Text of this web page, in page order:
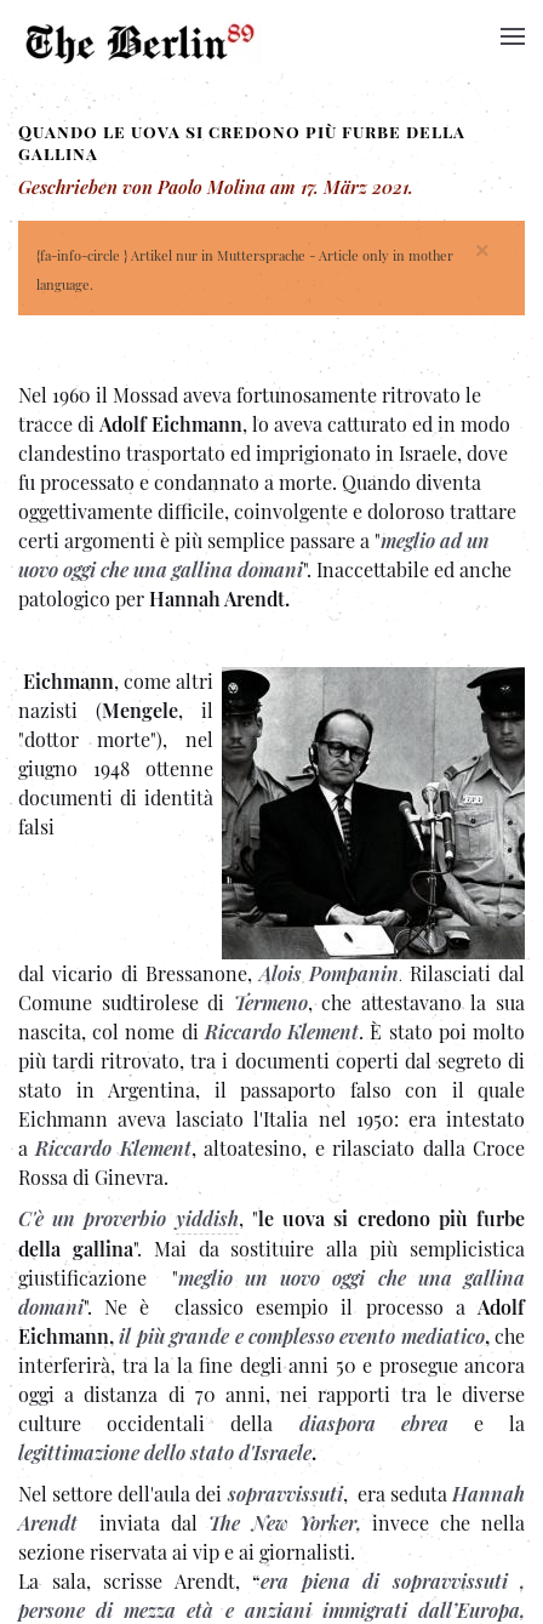
Quando le uova si credono più furbe della
gallina
Geschrieben von Paolo Molina am 17. März 2021.
×
{fa-info-circle } Artikel nur in Muttersprache - Article only in mother
language.
Nel 1960 il Mossad aveva fortunosamente ritrovato le
tracce di Adolf Eichmann, lo aveva catturato ed in modo
clandestino trasportato ed imprigionato in Israele, dove
fu processato e condannato a morte. Quando diventa
oggettivamente difficile, coinvolgente e doloroso trattare
certi argomenti è più semplice passare a "meglio ad un
uovo oggi che una gallina domani". Inaccettabile ed anche
patologico perHannah Arendt.
Eichmann, come altri
nazisti (Mengele, il
"dottor morte"), nel
giugno 1948 ottenne
documenti di identità
falsi
dal vicario di Bressanone,Alois Pompanin.Rilasciati dal
Comune sudtirolese di Termeno, che attestavano la sua
nascita, col nome di Riccardo Klement. È stato poi molto
più tardi ritrovato, tra i documenti coperti dal segreto di
stato in Argentina, il passaporto falso con il quale
Eichmann aveva lasciato l'Italia nel 1950: era intestato
a Riccardo Klement, altoatesino, e rilasciato dalla Croce
Rossa di Ginevra.
C'è un proverbio yiddish, "le uova si credono più furbe
della gallina". Mai da sostituire alla più semplicistica
giustificazione "meglio un uovo oggi che una gallina
domani". Ne è classico esempio il processo a Adolf
Eichmann,il più grande e complesso evento mediatico,che
interferirà, tra la la fine degli anni 50 e prosegue ancora
oggi a distanza di 70 anni, nei rapporti tra le diverse
culture occidentali della diaspora ebrea e la
legittimazione dello stato d'Israele.
Nel settore dell'aula deisopravvissuti, era seduta Hannah
Arendt
inviata dal The New Yorker,invece che nella
sezione riservata ai vip e ai giornalisti.
La sala, scrisse Arendt, “era piena di sopravvissuti ,
persone di mezza età e anziani immigrati dall’Europa,